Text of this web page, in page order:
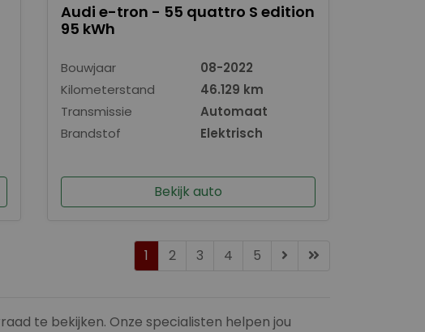
Audi e-tron - 55 quattro S edition
95 kWh
Bouwjaar
08-2022
Kilometerstand
46.129 km
Transmissie
Automaat
Brandstof
Elektrisch
Bekijk auto
1 2 3 4 5
te bekijken. Onze specialisten helpen jou